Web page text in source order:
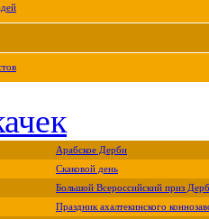
Арабское Дерби
Скаковой день
Большой Всероссийский приз
Праздник ахалтекинского